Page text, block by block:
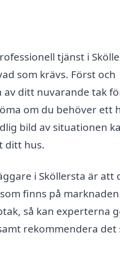
tjänst i
som krävs. Först och
ditt nuvarande tak
om du behöver ett
bild av situationen
ditt hus.
i Sköllersta är att
finns på
så kan experterna
rekommendera det